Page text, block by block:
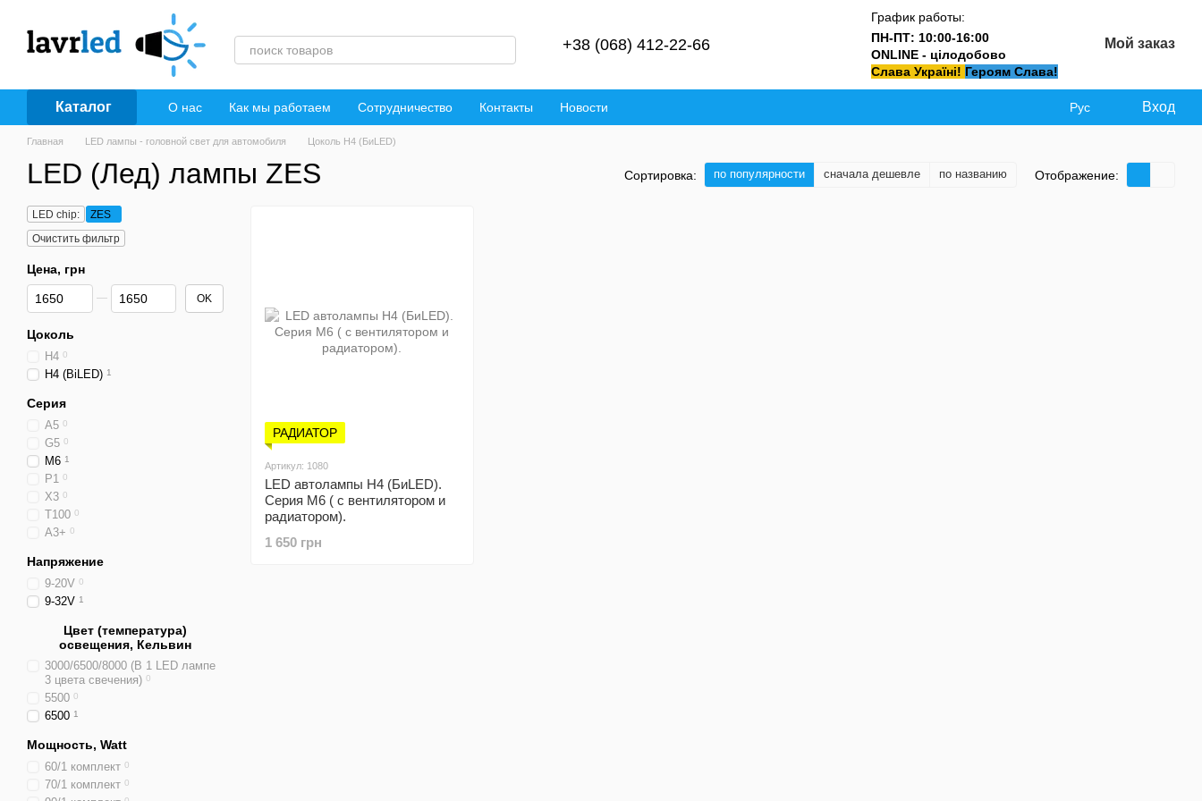
Перейти к основному контенту
+38 (068) 412-22-66
График работы:
ПН-ПТ: 10:00-16:00
ONLINE - цілодобово
Слава Україні! Героям Слава!
Мой заказ
Каталог О нас Как мы работаем Сотрудничество Контакты Новости Рус Вход
Главная LED лампы - головной свет для автомобиля Цоколь H4 (БиLED)
LED (Лед) лампы ZES Сортировка: по популярности сначала дешевле по названию Отображение:
РАДИАТОР
Артикул: 1080
LED автолампы H4 (БиLED).
Серия М6 ( с вентилятором и
радиатором).
1 650 грн
LED chip:
ZES
Очистить фильтр
Цена, грн
От Цена, грн
До Цена, грн OK
Цоколь
H4 0
H4 (BiLED) 1
Серия
A5 0
G5 0
M6 1
P1 0
Х3 0
T100 0
А3+ 0
Напряжение
9-20V 0
9-32V 1
Цвет (температура)
освещения, Кельвин
3000/6500/8000 (В 1 LED лампе
3 цвета свечения) 0
5500 0
6500 1
Мощность, Watt
60/1 комплект 0
70/1 комплект 0